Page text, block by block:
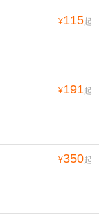
¥115起
¥191起
¥350起